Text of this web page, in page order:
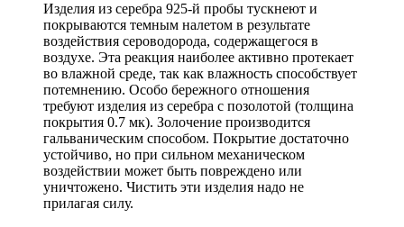
Изделия из серебра 925-й пробы тускнеют и
покрываются темным налетом в результате
воздействия сероводорода, содержащегося в
воздухе. Эта реакция наиболее активно протекает
во влажной среде, так как влажность способствует
потемнению. Особо бережного отношения
требуют изделия из серебра с позолотой (толщина
покрытия 0.7 мк). Золочение производится
гальваническим способом. Покрытие достаточно
устойчиво, но при сильном механическом
воздействии может быть повреждено или
уничтожено. Чистить эти изделия надо не
прилагая силу.